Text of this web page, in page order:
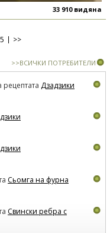
33 910 видяна
5 >>
>>ВСИЧКИ ПОТРЕБИТЕЛИ
Дзадзики
Сьомга на фурна
Свински ребра с